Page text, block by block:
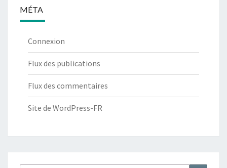
MÉTA
Connexion
Flux des publications
Flux des commentaires
Site de WordPress-FR